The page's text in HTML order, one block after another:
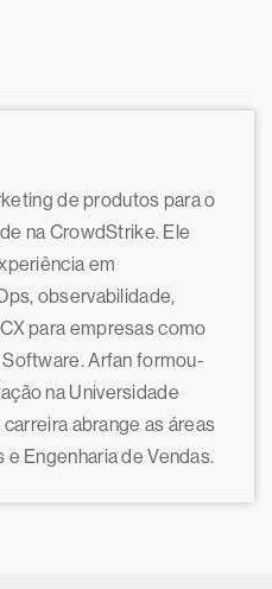
de produtos para o
na CrowdStrike. Ele
em
observabilidade,
para empresas como
Arfan formou-
na Universidade
abrange as áreas
Engenharia de Vendas.